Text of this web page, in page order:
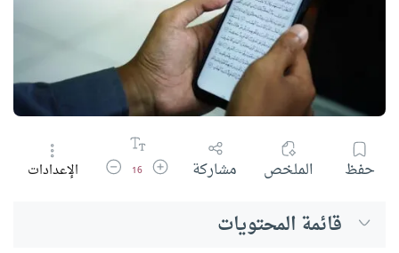
حفظ الملخص مشاركة زيادة حجم الخط
16 تقليل حجم الخط
الإعدادات
قائمة المحتويات